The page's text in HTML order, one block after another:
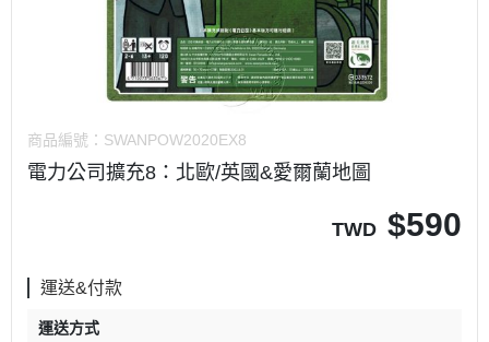
商品編號： SWANPOW2020EX8
電力公司擴充8：北歐/英國&愛爾蘭地圖
TWD $590
運送&付款
運送方式